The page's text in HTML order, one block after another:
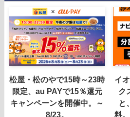
松屋・松のやで15時～23時
限定、au PAYで15％還元
キャンペーンを開催中。～
8/23。
イ
ク
と
料